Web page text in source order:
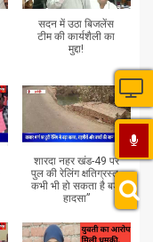
सदन में उठा बिजलेंस
टीम की कार्यशैली का
मुद्दा!
शारदा नहर खंड-49 पर
पुल की रेलिंग क्षतिग्रस्त,
कभी भी हो सकता है बड़ा
हादसा”